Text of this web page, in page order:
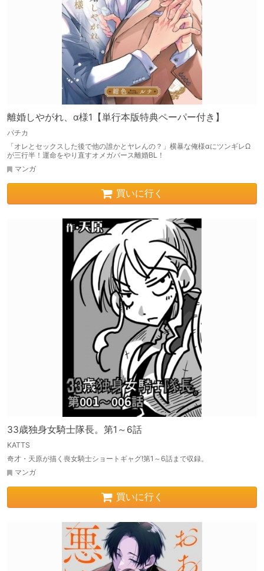
離婚しやがれ、α様1【単行本版特典ペーパー付き】
パチカ
「オレとセックスした後で他の誰かとヤレんの？」横暴な俺様αにツンギレΩ
が三行半！運命をやり直すオメガバース離婚BL！
マンガ
買いに行く
33歳独身女騎士隊長。第1～6話
KATTS
奇才・天原が描く喪女騎士ショートギャグ!第1～6話まで収録。
マンガ
買いに行く